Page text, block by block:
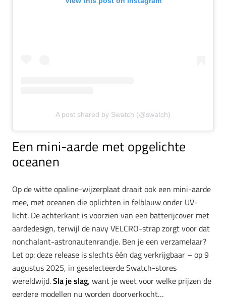
A post shared by Swatch (@swatch)
Een mini-aarde met opgelichte
oceanen
Op de witte opaline-wijzerplaat draait ook een mini-aarde
mee, met oceanen die oplichten in felblauw onder UV-
licht. De achterkant is voorzien van een batterijcover met
aardedesign, terwijl de navy VELCRO-strap zorgt voor dat
nonchalant-astronautenrandje. Ben je een verzamelaar?
Let op: deze release is slechts één dag verkrijgbaar – op 9
augustus 2025, in geselecteerde Swatch-stores
wereldwijd.Sla je slag, want je weet voor welke prijzen de
eerdere modellen nu worden doorverkocht…